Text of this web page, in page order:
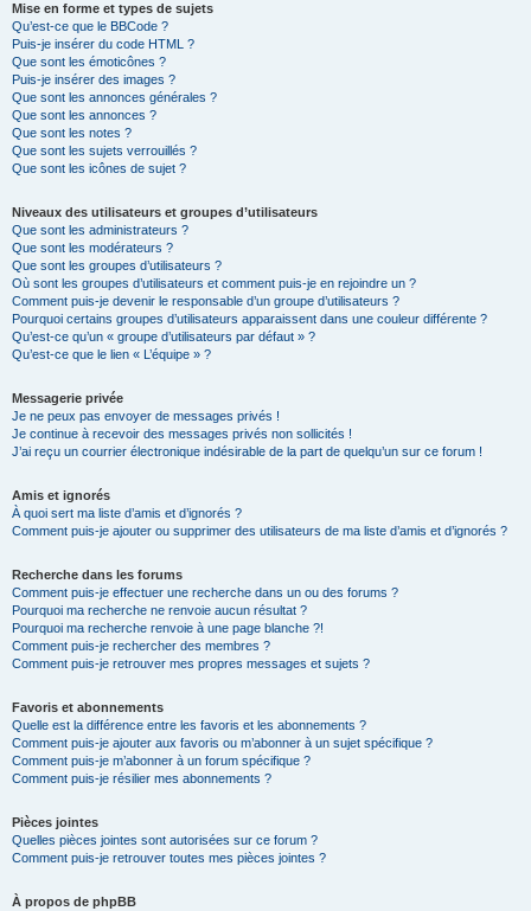
Mise en forme et types de sujets
Qu’est-ce que le BBCode ?
Puis-je insérer du code HTML ?
Que sont les émoticônes ?
Puis-je insérer des images ?
Que sont les annonces générales ?
Que sont les annonces ?
Que sont les notes ?
Que sont les sujets verrouillés ?
Que sont les icônes de sujet ?
Niveaux des utilisateurs et groupes d’utilisateurs
Que sont les administrateurs ?
Que sont les modérateurs ?
Que sont les groupes d’utilisateurs ?
Où sont les groupes d’utilisateurs et comment puis-je en rejoindre un ?
Comment puis-je devenir le responsable d’un groupe d’utilisateurs ?
Pourquoi certains groupes d’utilisateurs apparaissent dans une couleur différente ?
Qu’est-ce qu’un « groupe d’utilisateurs par défaut » ?
Qu’est-ce que le lien « L’équipe » ?
Messagerie privée
Je ne peux pas envoyer de messages privés !
Je continue à recevoir des messages privés non sollicités !
J’ai reçu un courrier électronique indésirable de la part de quelqu’un sur ce forum !
Amis et ignorés
À quoi sert ma liste d’amis et d’ignorés ?
Comment puis-je ajouter ou supprimer des utilisateurs de ma liste d’amis et d’ignorés ?
Recherche dans les forums
Comment puis-je effectuer une recherche dans un ou des forums ?
Pourquoi ma recherche ne renvoie aucun résultat ?
Pourquoi ma recherche renvoie à une page blanche ?!
Comment puis-je rechercher des membres ?
Comment puis-je retrouver mes propres messages et sujets ?
Favoris et abonnements
Quelle est la différence entre les favoris et les abonnements ?
Comment puis-je ajouter aux favoris ou m’abonner à un sujet spécifique ?
Comment puis-je m’abonner à un forum spécifique ?
Comment puis-je résilier mes abonnements ?
Pièces jointes
Quelles pièces jointes sont autorisées sur ce forum ?
Comment puis-je retrouver toutes mes pièces jointes ?
À propos de phpBB